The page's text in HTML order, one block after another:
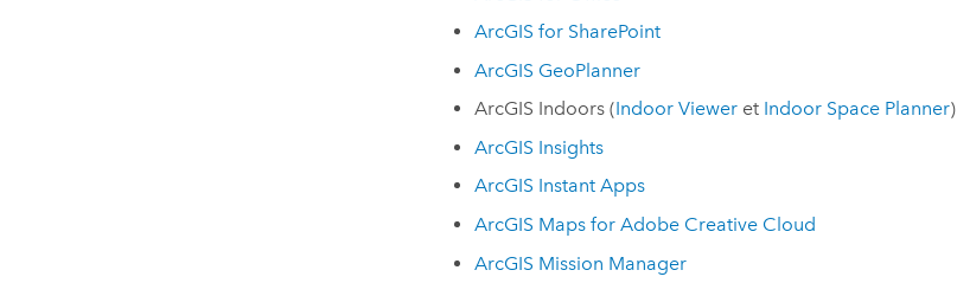
ArcGIS for SharePoint
ArcGIS GeoPlanner
ArcGIS Indoors(Indoor Vieweret Indoor Space Planner)
ArcGIS Insights
ArcGIS Instant Apps
ArcGIS Maps for Adobe Creative Cloud
ArcGIS Mission Manager